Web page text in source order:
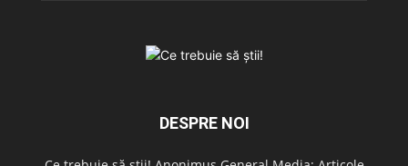
DESPRE NOI